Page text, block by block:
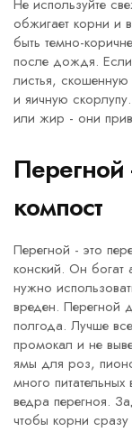
Не используйте
обжигает корни и
быть темно-
после дождя. Если
листья,
и яичную
или жир - они
Перегной
компост
Перегной - это
конский. Он
нужно
вреден.
полгода. Лучше
промокал и не
ямы для роз,
много
ведра перегноя.
чтобы корни